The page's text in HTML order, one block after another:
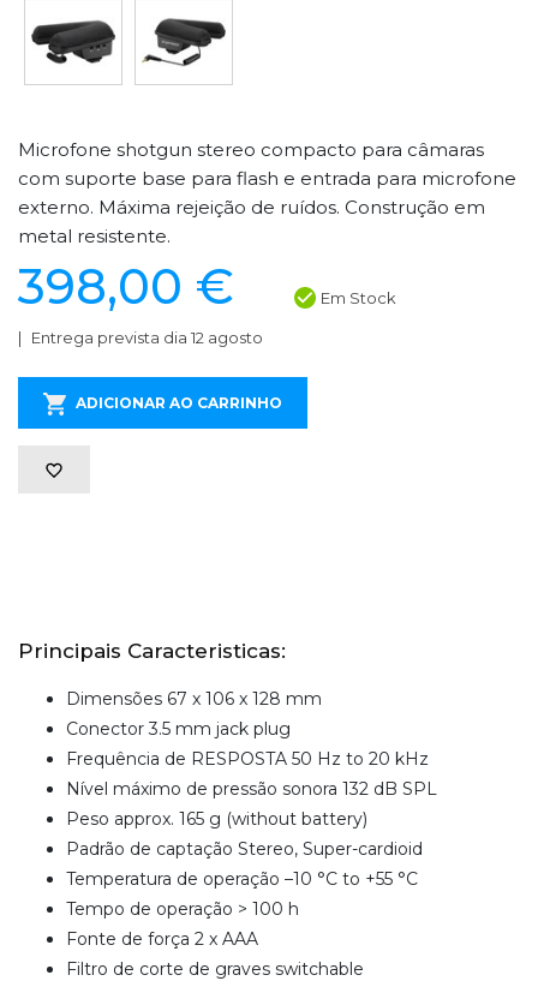
Microfone shotgun stereo compacto para câmaras
com suporte base para flash e entrada para microfone
externo. Máxima rejeição de ruídos. Construção em
metal resistente.
398,00 € Em Stock
Entrega prevista dia 12 agosto
ADICIONAR AO CARRINHO
Principais Caracteristicas:
Dimensões 67 x 106 x 128 mm
Conector 3.5 mm jack plug
Frequência de RESPOSTA 50 Hz to 20 kHz
Nível máximo de pressão sonora 132 dB SPL
Peso approx. 165 g (without battery)
Padrão de captação Stereo, Super-cardioid
Temperatura de operação –10 °C to +55 °C
Tempo de operação > 100 h
Fonte de força 2 x AAA
Filtro de corte de graves switchable